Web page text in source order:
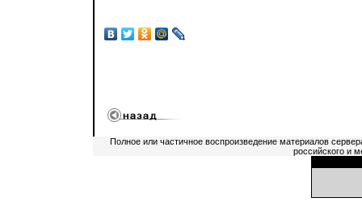
Полное или частичное воспроизведение материалов
российского и